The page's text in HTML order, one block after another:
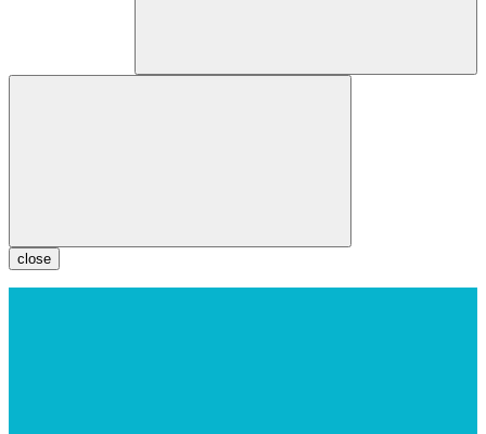
close